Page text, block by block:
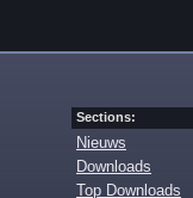
Sections:
Nieuws
Downloads
Top Downloads